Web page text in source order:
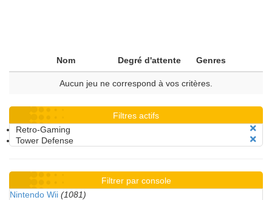
Nom Degré d'attente Genres
Aucun jeu ne correspond à vos critères.
Filtres actifs
Retro-Gaming
Tower Defense
Filtrer par console
Nintendo Wii (1081)